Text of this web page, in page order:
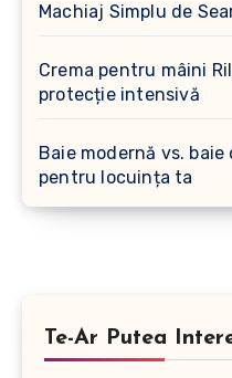
Machiaj Simplu de
Crema pentru mâini
protecție intensivă
Baie modernă vs.
pentru locuința ta
Te-Ar Putea